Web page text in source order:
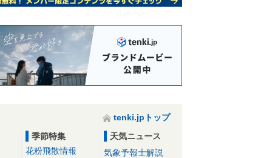
tenki.jpトップ
季節特集
花粉飛散情報
天気ニュース
気象予報士解説